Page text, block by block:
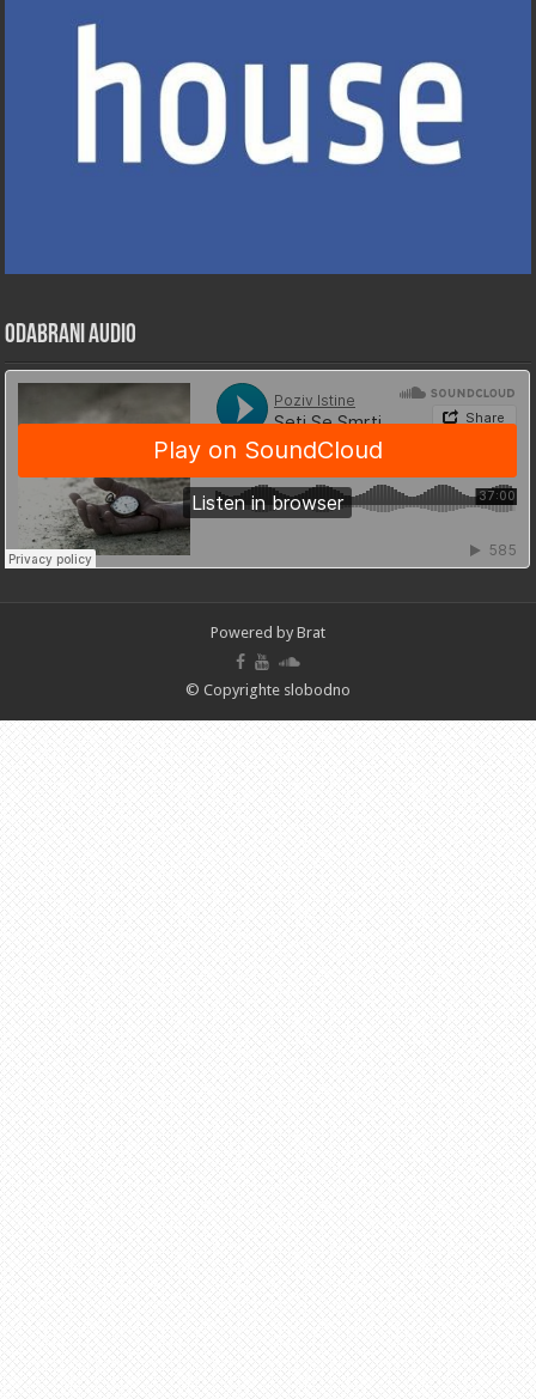
Odabrani Audio
Powered by Brat
© Copyrighte slobodno